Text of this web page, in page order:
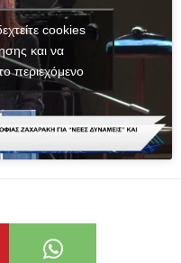
cookies
και να
περιεχόμενο